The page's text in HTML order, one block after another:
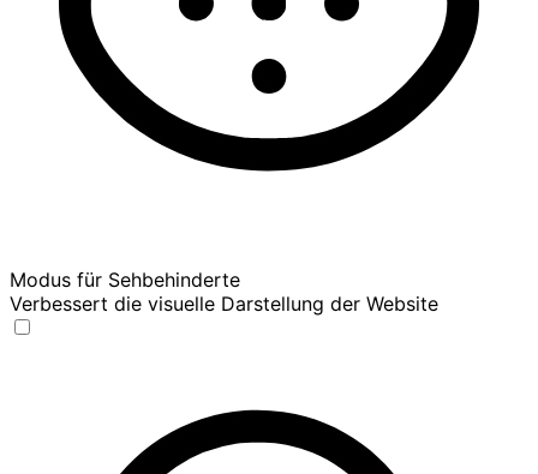
Modus für Sehbehinderte
Verbessert die visuelle Darstellung der Website